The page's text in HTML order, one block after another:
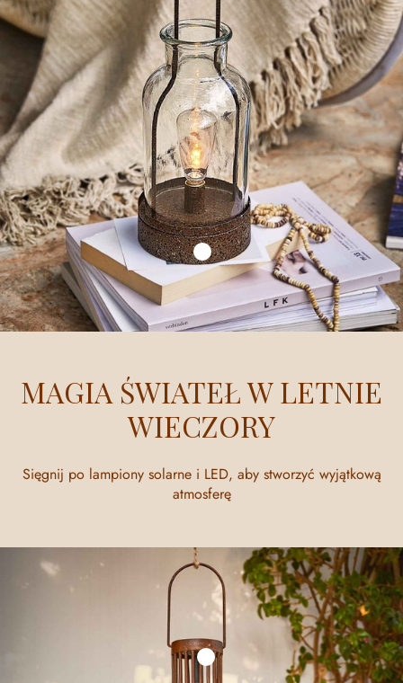
MAGIA ŚWIATEŁ W LETNIE
WIECZORY
Sięgnij po lampiony solarne i LED, aby stworzyć wyjątkową
atmosferę